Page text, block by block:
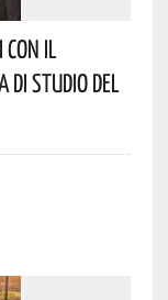
Il
Di Studio Del